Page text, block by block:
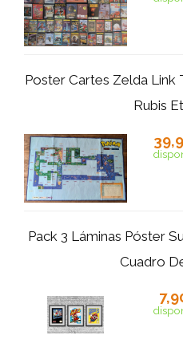
Poster Cartes Zelda Link
Rubis
Pack 3 Láminas Póster
Cuadro